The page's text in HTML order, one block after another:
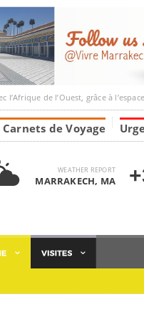
à l’espace Marrakesh-Tumbuktu.
Carnets de Voyage
WEATHER REPORT
MARRAKECH, MA